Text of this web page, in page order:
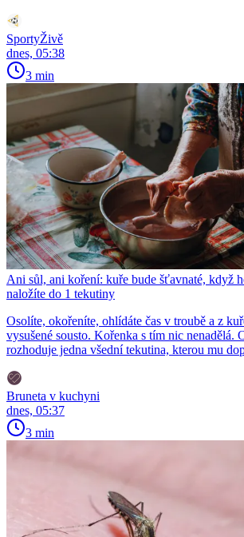
SportyŽivě
dnes, 05:38
3 min
Ani sůl, ani koření: kuře bude šťavnaté, když
naložíte do 1 tekutiny
Osolíte, okořeníte, ohlídáte čas v troubě a z
vysušené sousto. Kořenka s tím nic nenadělá.
rozhoduje jedna všední tekutina, kterou mu
Bruneta v kuchyni
dnes, 05:37
3 min